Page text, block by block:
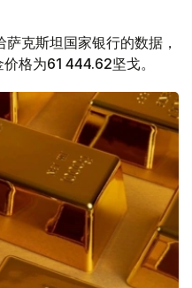
萨克斯坦国家银行的数据，
格为61 444.62坚戈。